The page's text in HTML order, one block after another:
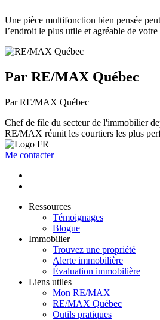
Une pièce multifonction bien pensée
l’endroit le plus utile et agréable de votre
Par RE/MAX Québec
Par RE/MAX Québec
Chef de file du secteur de l'immobilier
RE/MAX réunit les courtiers les plus
Me contacter
Ressources
Témoignages
Blogue
Immobilier
Trouvez une propriété
Alerte immobilière
Évaluation immobilière
Liens utiles
Mon RE/MAX
RE/MAX Québec
Outils pratiques